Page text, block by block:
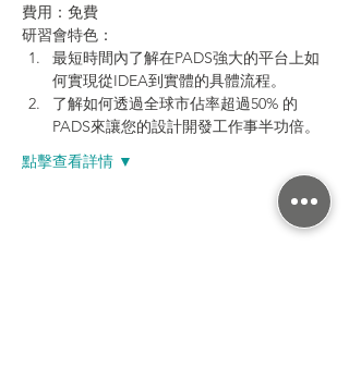
費用：免費
研習會特色：
最短時間內了解在PADS強大的平台上如
何實現從IDEA到實體的具體流程。
了解如何透過全球市佔率超過50% 的
PADS來讓您的設計開發工作事半功倍。
點擊查看詳情 ▼